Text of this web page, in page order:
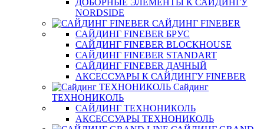
ДОБОРНЫЕ ЭЛЕМЕНТЫ К САЙДИНГУ
NORDSIDE
САЙДИНГ FINEBER
САЙДИНГ FINEBER БРУС
САЙДИНГ FINEBER BLOCKHOUSE
САЙДИНГ FINEBER STANDART
САЙДИНГ FINEBER ДАЧНЫЙ
АКСЕССУАРЫ К САЙДИНГУ FINEBER
Сайдинг
ТЕХНОНИКОЛЬ
САЙДИНГ ТЕХНОНИКОЛЬ
АКСЕССУАРЫ ТЕХНОНИКОЛЬ